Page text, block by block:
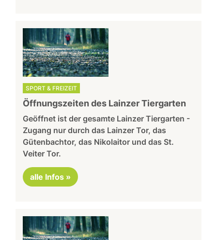
SPORT & FREIZEIT
Öffnungszeiten des Lainzer Tiergarten
Geöffnet ist der gesamte Lainzer Tiergarten -
Zugang nur durch das Lainzer Tor, das
Gütenbachtor, das Nikolaitor und das St.
Veiter Tor.
alle Infos »